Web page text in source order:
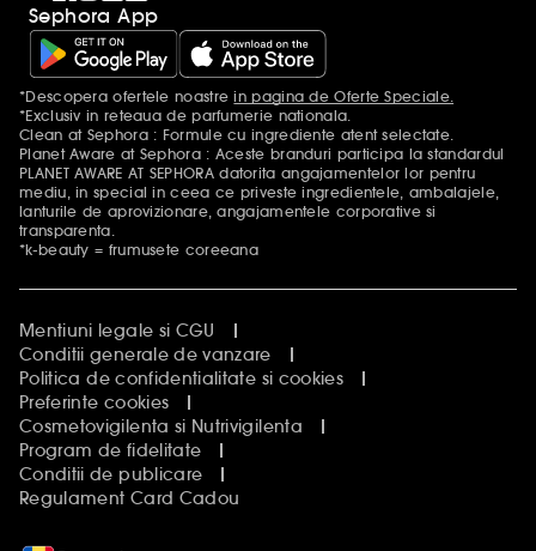
Sephora App
Mentiuni aditionale
*Descopera ofertele noastrein pagina de Oferte Speciale.
*Exclusiv in reteaua de parfumerie nationala.
Clean at Sephora : Formule cu ingrediente atent selectate.
Planet Aware at Sephora : Aceste branduri participa la standardul
PLANET AWARE AT SEPHORA datorita angajamentelor lor pentru
mediu, in special in ceea ce priveste ingredientele, ambalajele,
lanturile de aprovizionare, angajamentele corporative si
transparenta.
*k-beauty = frumusete coreeana
Mentiuni legale si CGU
Conditii generale de vanzare
Politica de confidentialitate si cookies
Preferinte cookies
Cosmetovigilenta si Nutrivigilenta
Program de fidelitate
Conditii de publicare
Regulament Card Cadou